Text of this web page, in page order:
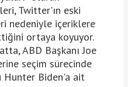
Twitter'ın eski
nedeniyle içeriklere
ortaya koyuyor.
ABD Başkanı Joe
seçim sürecinde
Hunter Biden'a ait